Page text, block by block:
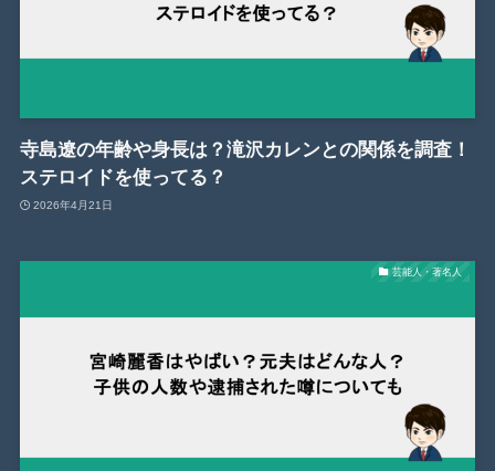
寺島遼の年齢や身長は？滝沢カレンとの関係を調査！
ステロイドを使ってる？
2026年4月21日
芸能人・著名人